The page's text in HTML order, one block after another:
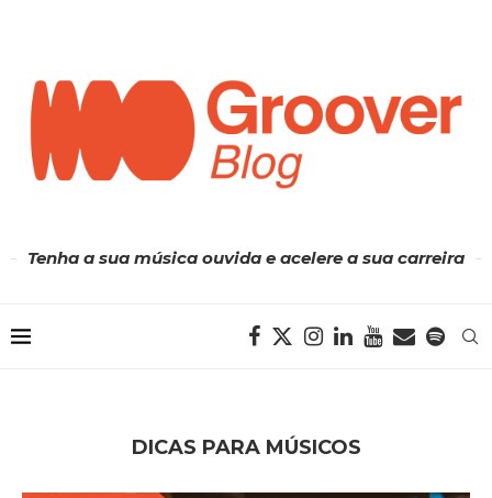
Tenha a sua música ouvida e acelere a sua carreira
DICAS PARA MÚSICOS